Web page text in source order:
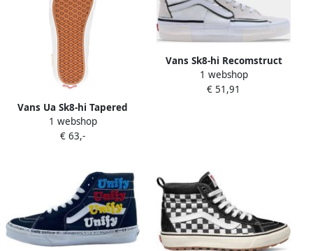
Vans Ua Sk8-hi Tapered
Color Theory Skate
Schoenen color theory
38.5 39 40
1 webshop
€ 63,-
Vans Sk8-hi Recomstruct
Skate Schoenen
marshmallow white maat:
1 webshop
€ 51,91